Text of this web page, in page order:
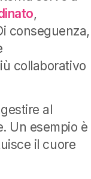
,
conseguenza,
collaborativo
al
Un esempio è
il cuore